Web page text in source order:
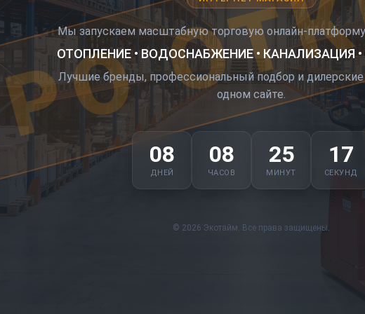
Мы запускаем масштабную торговую онлайн-платформу
ОТОПЛЕНИЕ • ВОДОСНАБЖЕНИЕ • КАНАЛИЗАЦИЯ
Лучшие бренды, профессиональный подбор и
одном сайте.
08
ДНЕЙ
08
ЧАСОВ
25
МИНУТ
16
СЕКУНД
© 2026 Экотайм. Все права защищены.